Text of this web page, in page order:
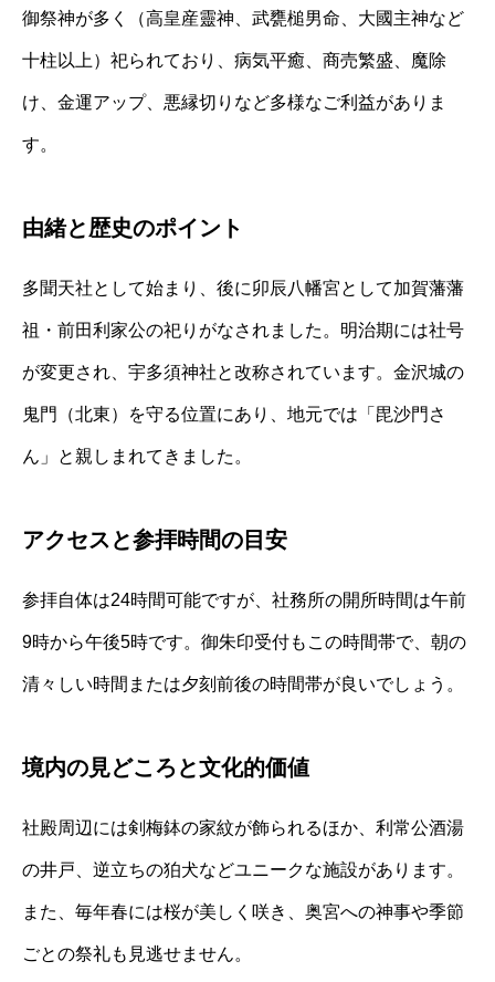
御祭神が多く（高皇産靈神、武甕槌男命、大國主神など
十柱以上）祀られており、病気平癒、商売繁盛、魔除
け、金運アップ、悪縁切りなど多様なご利益がありま
す。
由緒と歴史のポイント
多聞天社として始まり、後に卯辰八幡宮として加賀藩藩
祖・前田利家公の祀りがなされました。明治期には社号
が変更され、宇多須神社と改称されています。金沢城の
鬼門（北東）を守る位置にあり、地元では「毘沙門さ
ん」と親しまれてきました。
アクセスと参拝時間の目安
参拝自体は24時間可能ですが、社務所の開所時間は午前
9時から午後5時です。御朱印受付もこの時間帯で、朝の
清々しい時間または夕刻前後の時間帯が良いでしょう。
境内の見どころと文化的価値
社殿周辺には剣梅鉢の家紋が飾られるほか、利常公酒湯
の井戸、逆立ちの狛犬などユニークな施設があります。
また、毎年春には桜が美しく咲き、奥宮への神事や季節
ごとの祭礼も見逃せません。